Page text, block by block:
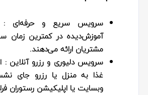
سرویس سریع و حرفه‌ای :
آموزش‌دیده در کمترین زمان
مشتریان ارائه می‌دهند.
سرویس دلیوری و رزرو آنلاین :
غذا به منزل یا رزرو جای
وبسایت یا اپلیکیشن رستوران